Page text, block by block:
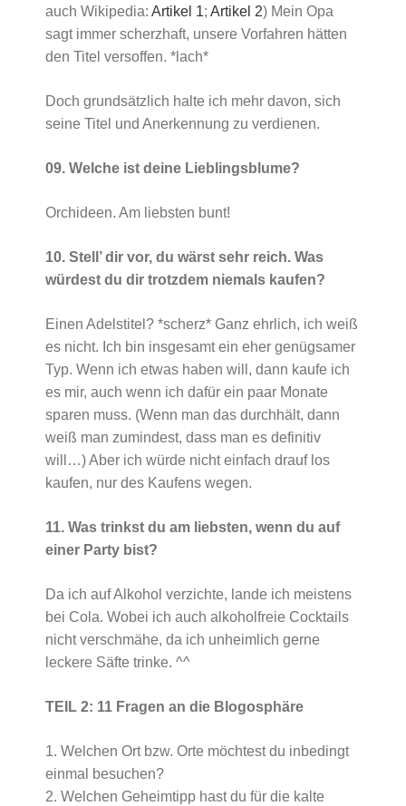
auch Wikipedia: Artikel 1; Artikel 2) Mein Opa
sagt immer scherzhaft, unsere Vorfahren hätten
den Titel versoffen. *lach*
Doch grundsätzlich halte ich mehr davon, sich
seine Titel und Anerkennung zu verdienen.
09. Welche ist deine Lieblingsblume?
Orchideen. Am liebsten bunt!
10. Stell’ dir vor, du wärst sehr reich. Was
würdest du dir trotzdem niemals kaufen?
Einen Adelstitel? *scherz* Ganz ehrlich, ich weiß
es nicht. Ich bin insgesamt ein eher genügsamer
Typ. Wenn ich etwas haben will, dann kaufe ich
es mir, auch wenn ich dafür ein paar Monate
sparen muss. (Wenn man das durchhält, dann
weiß man zumindest, dass man es definitiv
will…) Aber ich würde nicht einfach drauf los
kaufen, nur des Kaufens wegen.
11. Was trinkst du am liebsten, wenn du auf
einer Party bist?
Da ich auf Alkohol verzichte, lande ich meistens
bei Cola. Wobei ich auch alkoholfreie Cocktails
nicht verschmähe, da ich unheimlich gerne
leckere Säfte trinke. ^^
TEIL 2: 11 Fragen an die Blogosphäre
1. Welchen Ort bzw. Orte möchtest du inbedingt
einmal besuchen?
2. Welchen Geheimtipp hast du für die kalte